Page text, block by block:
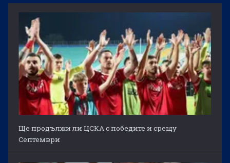
Ще продължи ли ЦСКА с победите и срещу
Септември